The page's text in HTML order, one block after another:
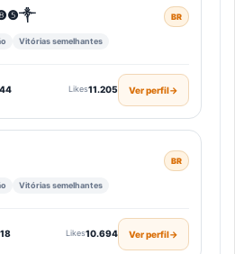
BR
Vitórias semelhantes
Likes11.205 Ver perfil→
BR
Vitórias semelhantes
Likes10.694 Ver perfil→